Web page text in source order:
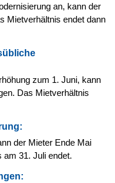
an, kann der
Mietverhältnis endet dann
zum 1. Juni, kann
Das Mietverhältnis
der Mieter Ende Mai
am 31. Juli endet.